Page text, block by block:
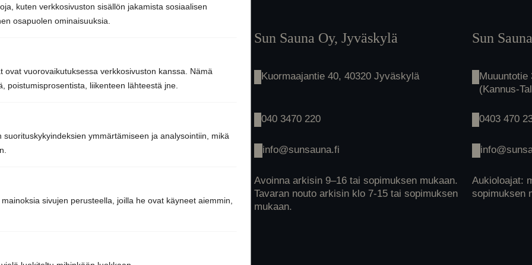
kuten verkkosivuston sisällön jakamista sosiaalisen
osapuolen ominaisuuksia.
vuorovaikutuksessa verkkosivuston kanssa. Nämä
poistumisprosentista, liikenteen lähteestä jne.
ymmärtämiseen ja analysointiin, mikä
sivujen perusteella, joilla he ovat käyneet aiemmin,
Tarinamme
Inspiraatio
Sun Sauna Oy, Jyväskylä
Kuormaajantie 40, 40320 Jyväskylä
040 3470 220
info@sunsauna.fi
Avoinna arkisin 9–16 tai sopimuksen mukaan.
Tavaran nouto arkisin klo 7-15 tai sopimuksen
mukaan.
Sun
Muuuntotie
(Kannus-
0403 470
Aukioloajat:
sopimuksen